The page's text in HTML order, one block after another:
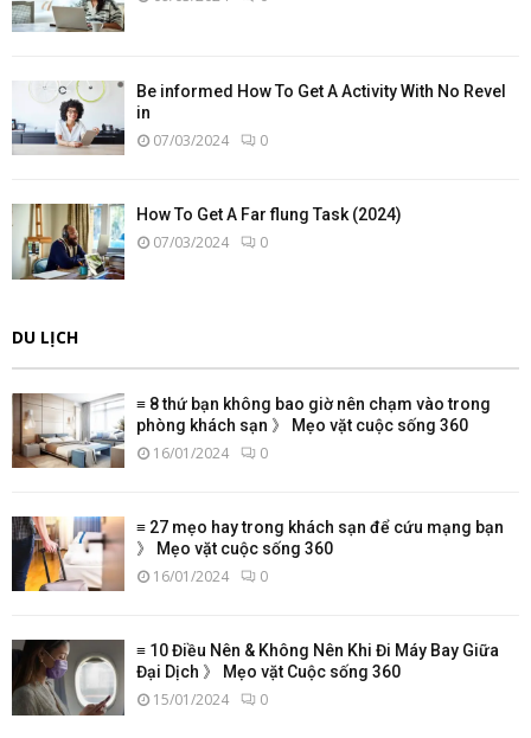
Be informed How To Get A Activity With No Revel
in
07/03/2024 0
How To Get A Far flung Task (2024)
07/03/2024 0
DU LỊCH
≡ 8 thứ bạn không bao giờ nên chạm vào trong
phòng khách sạn 》 Mẹo vặt cuộc sống 360
16/01/2024 0
≡ 27 mẹo hay trong khách sạn để cứu mạng bạn
》 Mẹo vặt cuộc sống 360
16/01/2024 0
≡ 10 Điều Nên & Không Nên Khi Đi Máy Bay Giữa
Đại Dịch 》 Mẹo vặt Cuộc sống 360
15/01/2024 0